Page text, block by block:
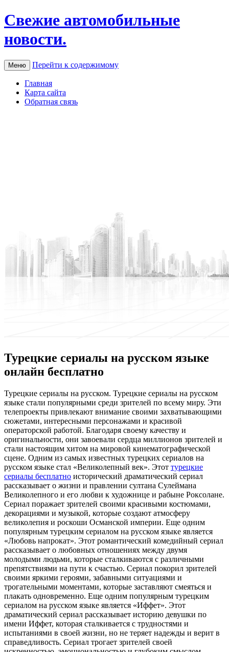
Свежие автомобильные
новости.
Меню Перейти к содержимому
Главная
Карта сайта
Обратная связь
Турецкие сериалы на русском языке
онлайн бесплатно
Турeцкиe сeриaлы нa русском. Турецкие сериалы на русском
языке стали популярными среди зрителей по всему миру. Эти
телепроекты привлекают внимание своими захватывающими
сюжетами, интересными персонажами и красивой
операторской работой. Благодаря своему качеству и
оригинальности, они завоевали сердца миллионов зрителей и
стали настоящим хитом на мировой кинематографической
сцене. Одним из самых известных турецких сериалов на
русском языке стал «Великолепный век». Этот турецкие
сериалы бесплатно исторический драматический сериал
рассказывает о жизни и правлении султана Сулеймана
Великолепного и его любви к художнице и рабыне Роксолане.
Сериал поражает зрителей своими красивыми костюмами,
декорациями и музыкой, которые создают атмосферу
великолепия и роскоши Османской империи. Еще одним
популярным турецким сериалом на русском языке является
«Любовь напрокат». Этот романтический комедийный сериал
рассказывает о любовных отношениях между двумя
молодыми людьми, которые сталкиваются с различными
препятствиями на пути к счастью. Сериал покорил зрителей
своими яркими героями, забавными ситуациями и
трогательными моментами, которые заставляют смеяться и
плакать одновременно. Еще одним популярным турецким
сериалом на русском языке является «Иффет». Этот
драматический сериал рассказывает историю девушки по
имени Иффет, которая сталкивается с трудностями и
испытаниями в своей жизни, но не теряет надежды и верит в
справедливость. Сериал трогает зрителей своей